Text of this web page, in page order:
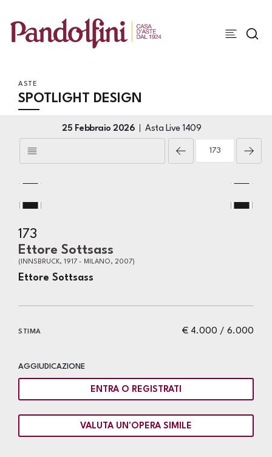
ASTE
SPOTLIGHT DESIGN
25 Febbraio 2026 Asta Live 1409
173
Ettore Sottsass
(INNSBRUCK, 1917 - MILANO, 2007)
Ettore Sottsass
€ 4.000 / 6.000
STIMA
AGGIUDICAZIONE
ENTRA O REGISTRATI
VALUTA UN'OPERA SIMILE